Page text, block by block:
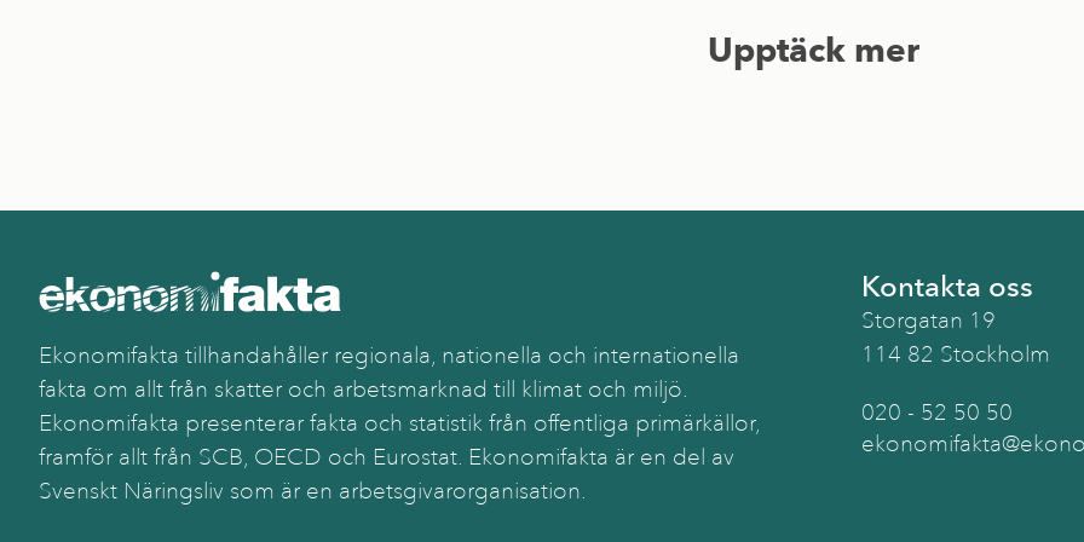
Upptäck mer
Ekonomifakta tillhandahåller regionala, nationella och internationella
fakta om allt från skatter och arbetsmarknad till klimat och miljö.
Ekonomifakta presenterar fakta och statistik från offentliga primärkällor,
framför allt från SCB, OECD och Eurostat. Ekonomifakta är en del av
Svenskt Näringsliv som är en arbetsgivarorganisation.
Kontakta oss
Storgatan 19
114 82 Stockholm
020 - 52 50 50